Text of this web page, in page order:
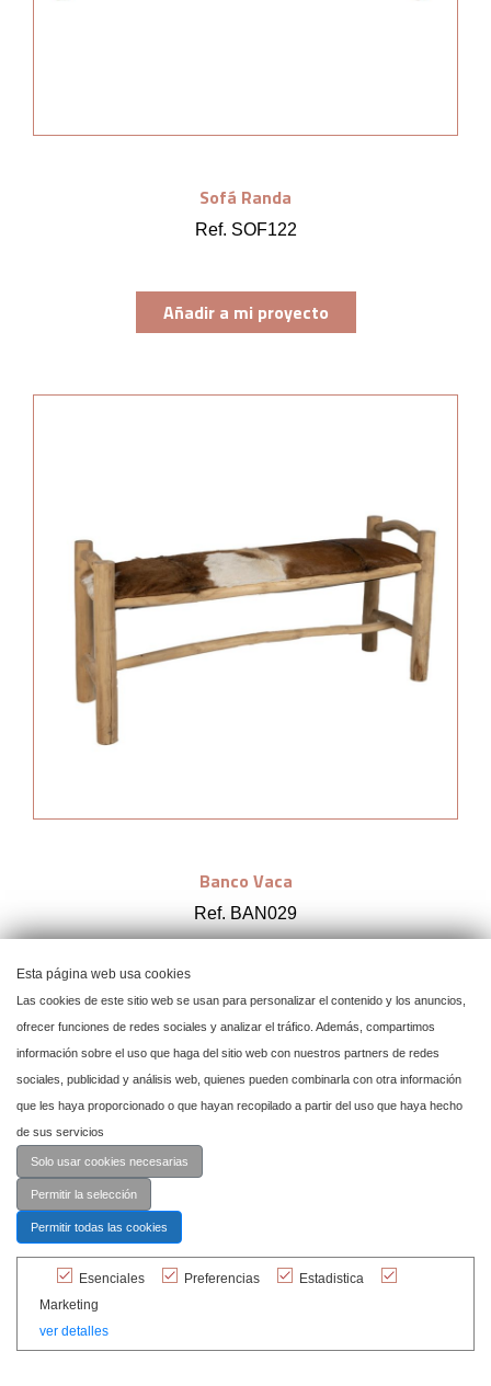
Sofá Randa
Ref. SOF122
Añadir a mi proyecto
Banco Vaca
Ref. BAN029
Añadir a mi proyecto
Esta página web usa cookies
Las cookies de este sitio web se usan para personalizar el contenido y los anuncios,
ofrecer funciones de redes sociales y analizar el tráfico. Además, compartimos
información sobre el uso que haga del sitio web con nuestros partners de redes
sociales, publicidad y análisis web, quienes pueden combinarla con otra información
que les haya proporcionado o que hayan recopilado a partir del uso que haya hecho
de sus servicios
Solo usar cookies necesarias
Permitir la selección
Permitir todas las cookies
Esenciales Preferencias
Estadistica
Marketing
ver detalles